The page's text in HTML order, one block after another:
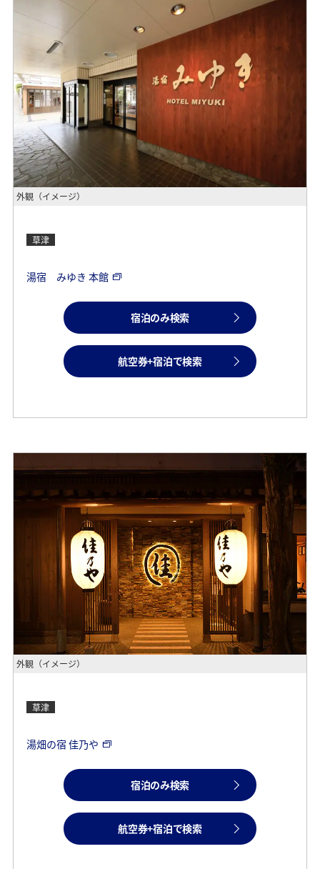
外観（イメージ）
草津
湯宿 みゆき 本館
宿泊のみ検索
航空券+宿泊で検索
外観（イメージ）
草津
湯畑の宿 佳乃や
宿泊のみ検索
航空券+宿泊で検索